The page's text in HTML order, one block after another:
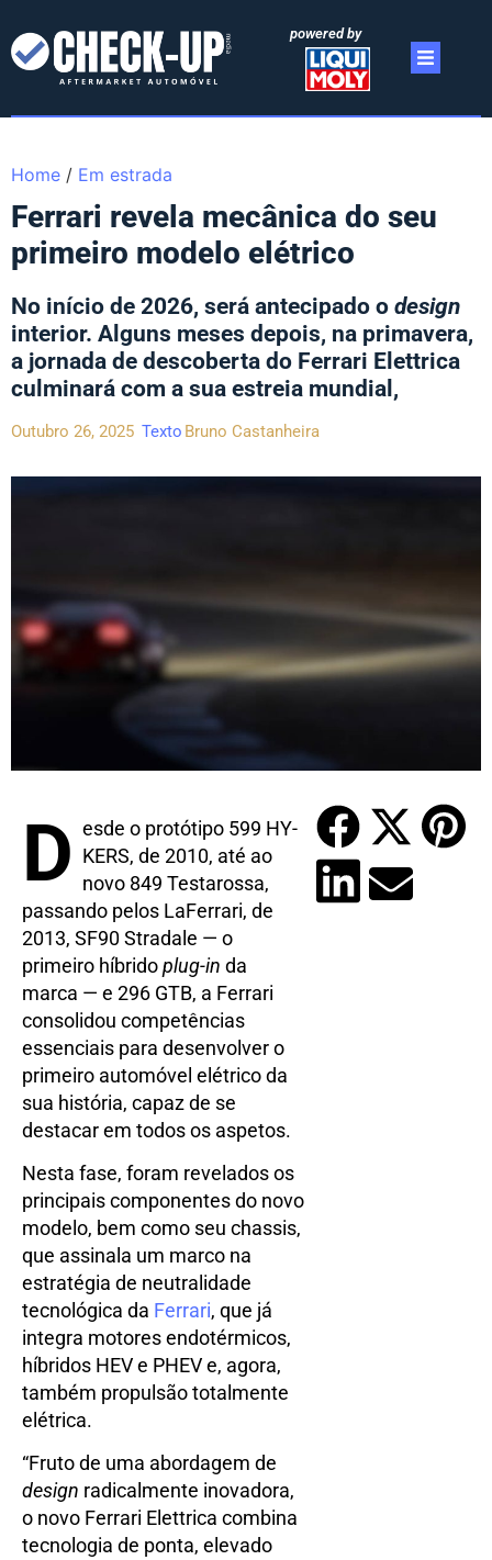
powered by
Home / Em estrada
Ferrari revela mecânica do seu
primeiro modelo elétrico
No início de 2026, será antecipado o design
interior. Alguns meses depois, na primavera,
a jornada de descoberta do Ferrari Elettrica
culminará com a sua estreia mundial,
Outubro 26, 2025 Texto Bruno Castanheira
D esde o protótipo 599 HY-
KERS, de 2010, até ao
novo 849 Testarossa,
passando pelos LaFerrari, de
2013, SF90 Stradale — o
primeiro híbridoplug-in da
marca — e 296 GTB, a Ferrari
consolidou competências
essenciais para desenvolver o
primeiro automóvel elétrico da
sua história, capaz de se
destacar em todos os aspetos.
Nesta fase, foram revelados os
principais componentes do novo
modelo, bem como seu chassis,
que assinala um marco na
estratégia de neutralidade
tecnológica da Ferrari, que já
integra motores endotérmicos,
híbridos HEV e PHEV e, agora,
também propulsão totalmente
elétrica.
“Fruto de uma abordagem de
design radicalmente inovadora,
o novo Ferrari Elettrica combina
tecnologia de ponta, elevado